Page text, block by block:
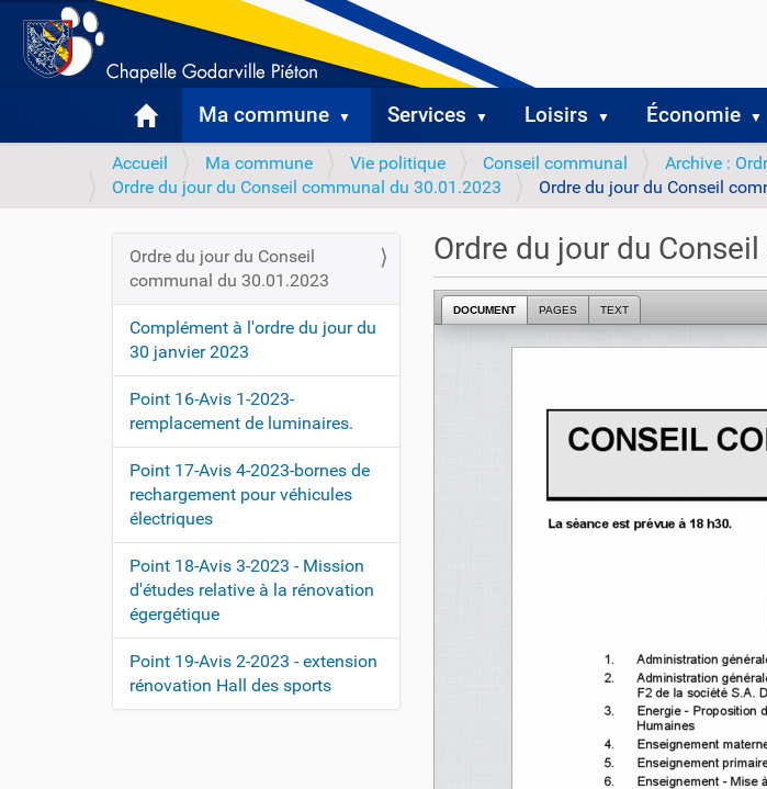
Ma commune Services Loisirs Économie
V
o
e
c
:
Accueil Ma commune Vie politique Conseil communal
Archive :
Ordre du jour du Conseil communal du 30.01.2023
Ordre du jour du Conseil
Ordre du jour du
DOCUMENT PAGES TEXT
N
a
v
i
g
a
t
i
o
n
Ordre du jour du Conseil
communal du 30.01.2023
Complément à l'ordre du jour du
30 janvier 2023
Point 16-Avis 1-2023-
remplacement de luminaires.
Point 17-Avis 4-2023-bornes de
rechargement pour véhicules
électriques
Point 18-Avis 3-2023 - Mission
d'études relative à la rénovation
égergétique
Point 19-Avis 2-2023 - extension
rénovation Hall des sports